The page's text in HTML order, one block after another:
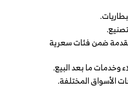
ضمن فئات سعرية
وخدمات ما بعد البيع.
الأسواق المختلفة.